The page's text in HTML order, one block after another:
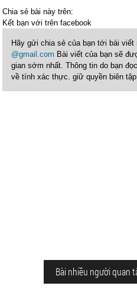
Chia sẻ bài này trên:
Kết bạn vớitrên facebook
Hãy gửi chia sẻ của bạn tới bài viết
@gmail.com Bài viết của bạn sẽ
gian sớm nhất. Thông tin do bạn
về tính xác thực. giữ quyền biên
Bài nhiều người quan